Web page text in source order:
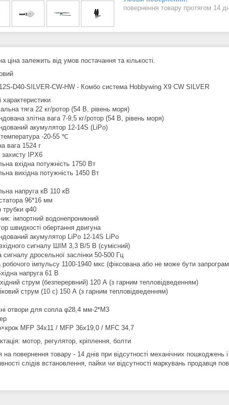
повернення товару протягом 14
ціна залежить від умов постачання та кількості.
D40-SILVER-CW-HW - Комбо система Hobbywing X9 CW SILVER
характеристики
тяга 22 кг/ротор (54 В, рівень моря)
злітна вага 7-9,5 кг/ротор (54 В, рівень моря)
акумулятор 12-14S (LiPo)
-20-55 ℃
вага 1524 г
захисту IPX6
вхідна потужність 1750 Вт
вихідна потужність 1450 Вт
напруга кВ 110 кВ
96*16 мм
трубки φ40
імпортний водонепроникний
швидкості обертання двигуна
акумулятор LiPo 12-14S LiPo
сигналу ШІМ 3,3 В/5 В (сумісний)
сигналу дросельної заслінки 50-500 Гц
імпульсу 1100-1940 мкс (фіксована або не може бути
напруга 61 В
струм (безперервний) 120 А (з гарним тепловідведенням)
струм (10 с) 150 А (з гарним тепловідведенням)
отвори для сопла φ28,4 мм-2*M3
MFP 34x11 / MFP 36x19,0 / MFC 34,7
мотор, регулятор, кріплення, болти
на повернення товару - 14 днів при відсутності механічних пошкоджень
слідів встановлення, пайки чи відсутності маркувань продавця